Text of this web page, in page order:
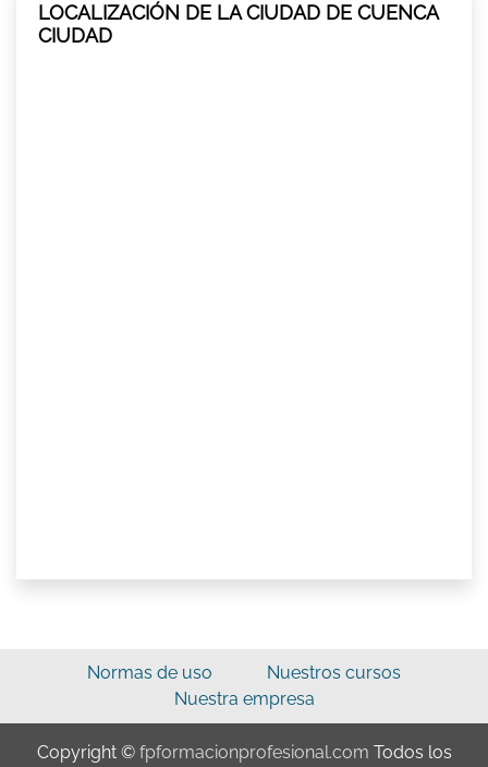
LOCALIZACIÓN DE LA CIUDAD DE CUENCA
CIUDAD
Normas de uso
Nuestros cursos
Nuestra empresa
Copyright © fpformacionprofesional.com Todos los